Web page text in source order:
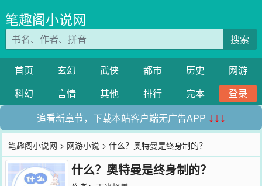
笔趣阁小说网
搜索
首页 玄幻 武侠 都市 历史
网游
科幻
言情 其他 排行 完本
登录
追看新章节，下载本站客户端无广告APP ↓↓↓
笔趣阁小说网 > 网游小说 > 什么？奥特曼是终身制的？
什么？奥特曼是终身制的？